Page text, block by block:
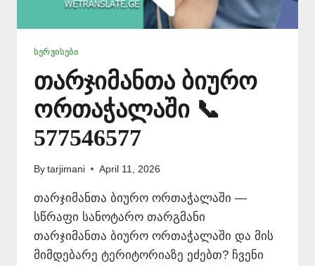
ᲡᲔᲠᲕᲘᲡᲔᲑᲘ
თარჯიმანთა ბიურო
ორთაჭალაში 📞
577546577
By tarjimani April 11, 2026
თარჯიმანთა ბიურო ორთაჭალაში —
სწრაფი სანოტარო თარგმანი
თარჯიმანთა ბიურო ორთაჭალაში და მის
მიმდებარე ტერიტორიაზე ეძებთ? ჩვენი